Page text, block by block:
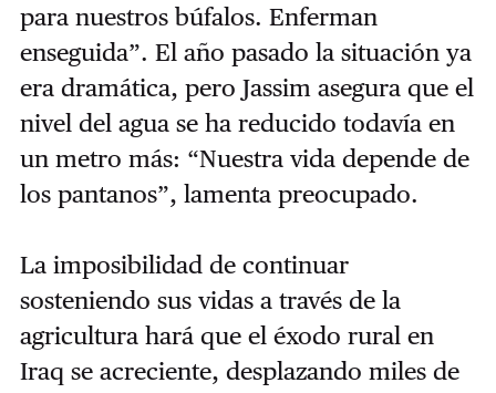
para nuestros búfalos. Enferman
enseguida”. El año pasado la situación ya
era dramática, pero Jassim asegura que el
nivel del agua se ha reducido todavía en
un metro más: “Nuestra vida depende de
los pantanos”, lamenta preocupado.
La imposibilidad de continuar
sosteniendo sus vidas a través de la
agricultura hará que el éxodo rural en
Iraq se acreciente, desplazando miles de